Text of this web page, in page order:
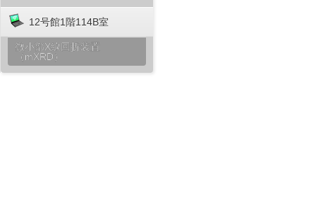
12号館1階114B室
微小部X線回折装置
（mXRD）